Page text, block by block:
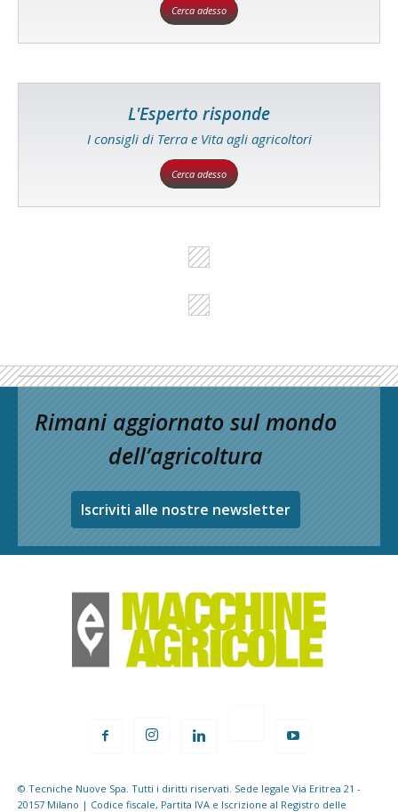
Cerca adesso
L'Esperto risponde
I consigli di Terra e Vita agli agricoltori
Cerca adesso
Rimani aggiornato sul mondo
dell’agricoltura
Iscriviti alle nostre newsletter
© Tecniche Nuove Spa. Tutti i diritti riservati. Sede legale Via Eritrea 21 -
20157 Milano | Codice fiscale, Partita IVA e Iscrizione al Registro delle